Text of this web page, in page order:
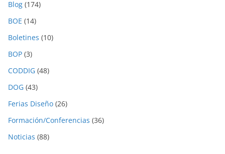
Blog (174)
BOE (14)
Boletines (10)
BOP (3)
CODDIG (48)
DOG (43)
Ferias Diseño (26)
Formación/Conferencias (36)
Noticias (88)